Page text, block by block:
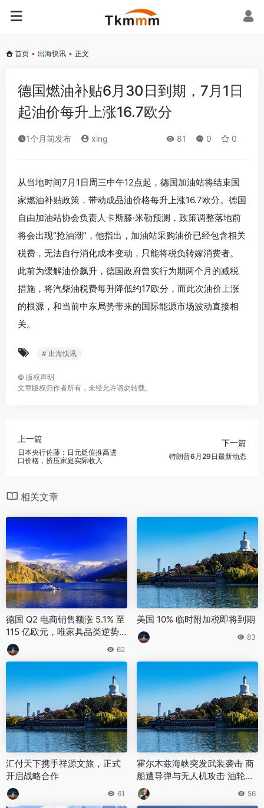
首页 • 出海快讯 • 正文
德国燃油补贴6月30日到期，7月1日
起油价每升上涨16.7欧分
1个月前发布 xing 81 0 0
从当地时间7月1日周三中午12点起，德国加油站将结束国
家燃油补贴政策，带动成品油价格每升上涨16.7欧分。德国
自由加油站协会负责人卡斯滕·米勒预测，政策调整落地前
将会出现“抢油潮”，他指出，加油站采购油价已经包含相关
税费，无法自行消化成本变动，只能将税负转嫁消费者。
此前为缓解油价飙升，德国政府曾实行为期两个月的减税
措施，将汽柴油税费每升降低约17欧分，而此次油价上涨
的根源，和当前中东局势带来的国际能源市场波动直接相
关。
# 出海快讯
© 版权声明
文章版权归作者所有，未经允许请勿转载。
上一篇
日本央行佐藤：日元贬值推高进
口价格，挤压家庭实际收入
下一篇
特朗普6月29日最新动态
相关文章
德国 Q2 电商销售额涨 5.1% 至
115 亿欧元，唯家具品类逆势
下跌 2.1%
62
美国 10% 临时附加税即将到期
83
汇付天下携手祥源文旅，正式
开启战略合作
61
霍尔木兹海峡突发武装袭击 商
船遭导弹与无人机攻击 油轮及
LNG船中弹起火
56